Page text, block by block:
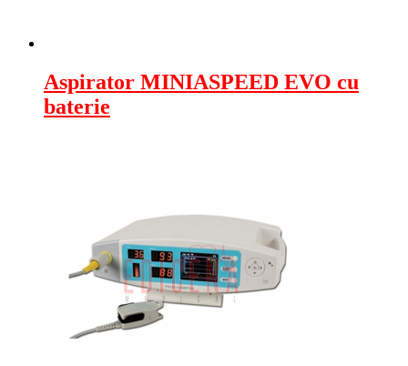
Aspirator MINIASPEED EVO cu
baterie